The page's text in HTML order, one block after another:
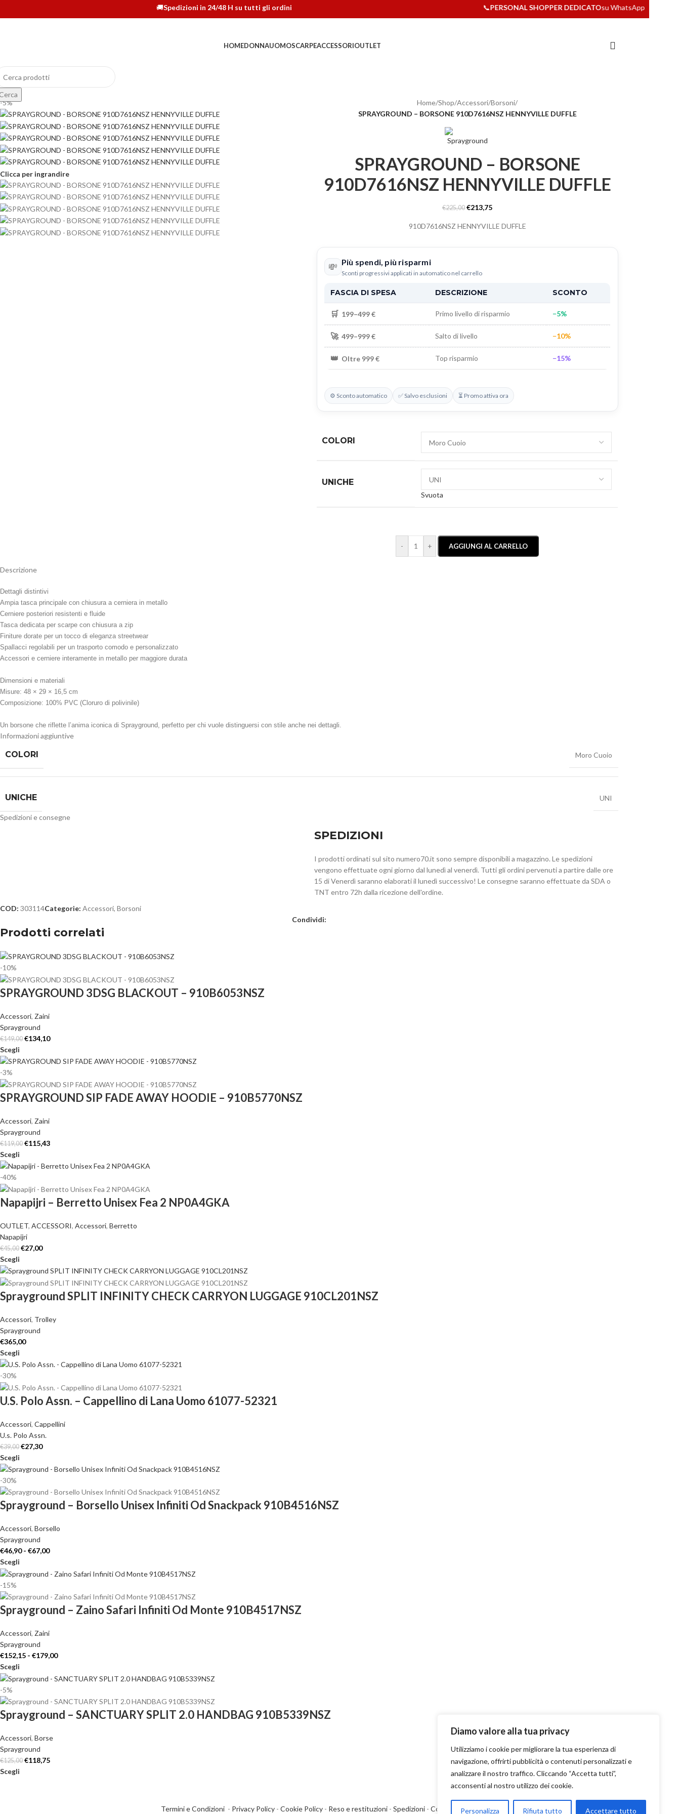
Diamo valore alla tua privacy
Utilizziamo i cookie per migliorare la tua esperienza di
navigazione, offrirti pubblicità o contenuti personalizzati e
analizzare il nostro traffico. Cliccando “Accetta tutti”,
acconsenti al nostro utilizzo dei cookie.
Personalizza Rifiuta tutto Accettare tutto
Spedizioni in 24/48 H su tutti gli ordini PERSONAL SHOPPER DEDICATOsu WhatsApp
HOMEDONNAUOMOSCARPEACCESSORIOUTLET
-5%
Clicca per ingrandire
Home/Shop/Accessori/Borsoni/
SPRAYGROUND – BORSONE 910D7616NSZ HENNYVILLE DUFFLE
SPRAYGROUND – BORSONE
910D7616NSZ HENNYVILLE DUFFLE
€225,00 €213,75
910D7616NSZ HENNYVILLE DUFFLE
💸 Più spendi, più risparmi
Sconti progressivi applicati in automatico nel carrello
FASCIA DI SPESA DESCRIZIONE SCONTO
🛒 199–499 € Primo livello di risparmio −5%
🚀 499–999 € Salto di livello −10%
👑 Oltre 999 € Top risparmio −15%
⚙️ Sconto automatico ✅ Salvo esclusioni ⏳ Promo attiva ora
COLORI
UNICHE
Svuota
- + AGGIUNGI AL CARRELLO
Descrizione
Dettagli distintivi
Ampia tasca principale con chiusura a cerniera in metallo
Cerniere posteriori resistenti e fluide
Tasca dedicata per scarpe con chiusura a zip
Finiture dorate per un tocco di eleganza streetwear
Spallacci regolabili per un trasporto comodo e personalizzato
Accessori e cerniere interamente in metallo per maggiore durata
Dimensioni e materiali
Misure: 48 × 29 × 16,5 cm
Composizione: 100% PVC (Cloruro di polivinile)
Un borsone che riflette l’anima iconica di Sprayground, perfetto per chi vuole distinguersi con stile anche nei dettagli.
Informazioni aggiuntive
COLORI Moro Cuoio
UNICHE UNI
Spedizioni e consegne
SPEDIZIONI
I prodotti ordinati sul sito numero70.it sono sempre disponibili a magazzino. Le spedizioni
vengono effettuate ogni giorno dal lunedì al venerdì. Tutti gli ordini pervenuti a partire dalle ore
15 di Venerdì saranno elaborati il lunedì successivo! Le consegne saranno effettuate da SDA o
TNT entro 72h dalla ricezione dell'ordine.
COD: 303114Categorie: Accessori, Borsoni
Condividi:
Prodotti correlati
-10%
SPRAYGROUND 3DSG BLACKOUT – 910B6053NSZ
Accessori, Zaini
Sprayground
€149,00 €134,10
Scegli
-3%
SPRAYGROUND SIP FADE AWAY HOODIE – 910B5770NSZ
Accessori, Zaini
Sprayground
€119,00 €115,43
Scegli
-40%
Napapijri – Berretto Unisex Fea 2 NP0A4GKA
OUTLET, ACCESSORI, Accessori, Berretto
Napapijri
€45,00 €27,00
Scegli
Sprayground SPLIT INFINITY CHECK CARRYON LUGGAGE 910CL201NSZ
Accessori, Trolley
Sprayground
€365,00
Scegli
-30%
U.S. Polo Assn. – Cappellino di Lana Uomo 61077-52321
Accessori, Cappellini
U.s. Polo Assn.
€39,00 €27,30
Scegli
-30%
Sprayground – Borsello Unisex Infiniti Od Snackpack 910B4516NSZ
Accessori, Borsello
Sprayground
€46,90 - €67,00
Scegli
-15%
Sprayground – Zaino Safari Infiniti Od Monte 910B4517NSZ
Accessori, Zaini
Sprayground
€152,15 - €179,00
Scegli
-5%
Sprayground – SANCTUARY SPLIT 2.0 HANDBAG 910B5339NSZ
Accessori, Borse
Sprayground
€125,00 €118,75
Scegli
Termini e Condizioni - Privacy Policy- Cookie Policy- Reso e restituzioni- Spedizioni- Contatti